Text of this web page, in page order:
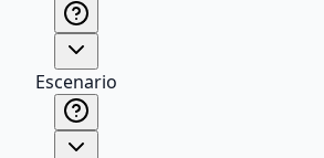
Escenario